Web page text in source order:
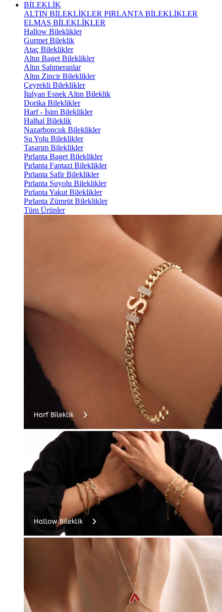
BİLEKLİK
ALTIN BİLEKLİKLER PIRLANTA BİLEKLİKLER
ELMAS BİLEKLİKLER
Hallow Bileklikler
Gurmet Bileklik
Ataç Bileklikler
Altın Baget Bileklikler
Altın Şahmeranlar
Altın Zincir Bileklikler
Çeyrekli Bileklikler
İtalyan Esnek Altın Bileklik
Dorika Bileklikler
Harf - İsim Bileklikler
Halhal Bileklik
Nazarboncuk Bileklikler
Su Yolu Bileklikler
Tasarım Bileklikler
Pırlanta Baget Bileklikler
Pırlanta Fantazi Bileklikler
Pırlanta Safir Bileklikler
Pırlanta Suyolu Bileklikler
Pırlanta Yakut Bileklikler
Pırlanta Zümrüt Bileklikler
Tüm Ürünler